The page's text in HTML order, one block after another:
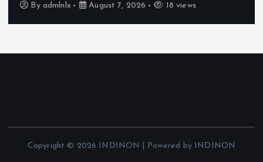
By admlnlx August 7, 2026 18 views
Copyright © 2026 INDINON | Powered by INDINON